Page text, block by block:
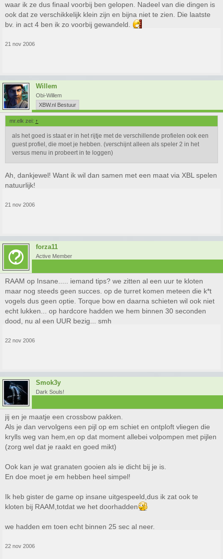
waar ik ze dus finaal voorbij ben gelopen. Nadeel van die dingen is
ook dat ze verschikkelijk klein zijn en bijna niet te zien. Die laatste
bv. in act 4 ben ik zo voorbij gewandeld.
21 nov 2006
Willem
Obi-Willem
XBW.nl Bestuur
mr.elk zei: ↑
als het goed is staat er in het rijtje met de verschillende profielen ook een
guest profiel, die moet je hebben. (verschijnt alleen als speler 2 in het
versus menu in probeert in te loggen)
Ah, dankjewel! Want ik wil dan samen met een maat via XBL spelen
natuurlijk!
21 nov 2006
forza11
Active Member
RAAM op Insane..... iemand tips? we zitten al een uur te kloten
maar nog steeds geen succes. op de turret komen meteen die k*t
vogels dus geen optie. Torque bow en daarna schieten wil ook niet
echt lukken... op hardcore hadden we hem binnen 30 seconden
dood, nu al een UUR bezig... smh
22 nov 2006
Smok3y
Dark Souls!
jij en je maatje een crossbow pakken.
Als je dan vervolgens een pijl op em schiet en ontploft vliegen die
krylls weg van hem,en op dat moment allebei volpompen met pijlen
(zorg wel dat je raakt en goed mikt)
Ook kan je wat granaten gooien als ie dicht bij je is.
En doe moet je em hebben heel simpel!
Ik heb gister de game op insane uitgespeeld,dus ik zat ook te
kloten bij RAAM,totdat we het doorhadden
we hadden em toen echt binnen 25 sec al neer.
22 nov 2006